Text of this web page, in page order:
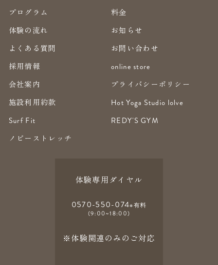
プログラム
料金
体験の流れ
お知らせ
よくある質問
お問い合わせ
採用情報
online store
会社案内
プライバシーポリシー
施設利用約款
Hot Yoga Studio lolve
Surf Fit
REDY'S GYM
ノビーストレッチ
体験専用ダイヤル
0570-550-074※有料
(9:00~18:00)
※体験関連のみのご対応